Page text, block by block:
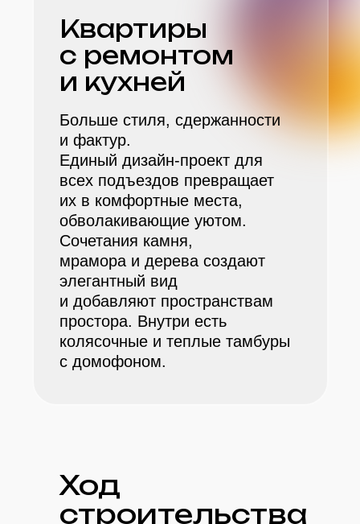
Больше стиля, сдержанности
и фактур.
Единый дизайн-проект для
всех подъездов превращает
их в комфортные места,
обволакивающие уютом.
Сочетания камня,
мрамора и дерева создают
элегантный вид
и добавляют пространствам
простора. Внутри есть
колясочные и теплые тамбуры
с домофоном.
Квартиры
с ремонтом
и кухней
Ход
строительства
Готовы увидеть
в живую?
Смотреть обзор района